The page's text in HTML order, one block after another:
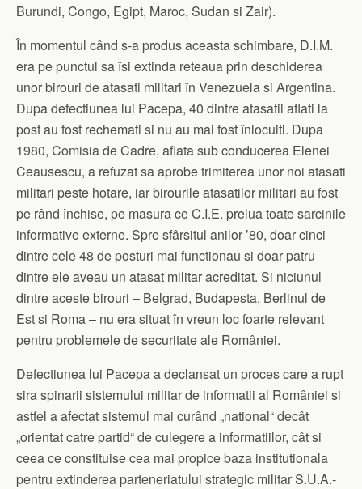
Burundi, Congo, Egipt, Maroc, Sudan si Zair).
În momentul când s-a produs aceasta schimbare, D.I.M.
era pe punctul sa îsi extinda reteaua prin deschiderea
unor birouri de atasati militari în Venezuela si Argentina.
Dupa defectiunea lui Pacepa, 40 dintre atasatii aflati la
post au fost rechemati si nu au mai fost înlocuiti. Dupa
1980, Comisia de Cadre, aflata sub conducerea Elenei
Ceausescu, a refuzat sa aprobe trimiterea unor noi atasati
militari peste hotare, iar birourile atasatilor militari au fost
pe rând închise, pe masura ce C.I.E. prelua toate sarcinile
informative externe. Spre sfârsitul anilor ’80, doar cinci
dintre cele 48 de posturi mai functionau si doar patru
dintre ele aveau un atasat militar acreditat. Si niciunul
dintre aceste birouri – Belgrad, Budapesta, Berlinul de
Est si Roma – nu era situat în vreun loc foarte relevant
pentru problemele de securitate ale României.
Defectiunea lui Pacepa a declansat un proces care a rupt
sira spinarii sistemului militar de informatii al României si
astfel a afectat sistemul mai curând „national“ decât
„orientat catre partid“ de culegere a informatiilor, cât si
ceea ce constituise cea mai propice baza institutionala
pentru extinderea parteneriatului strategic militar S.U.A.-